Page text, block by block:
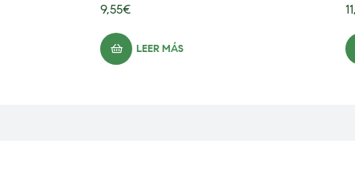
9,55€
LEER MÁS